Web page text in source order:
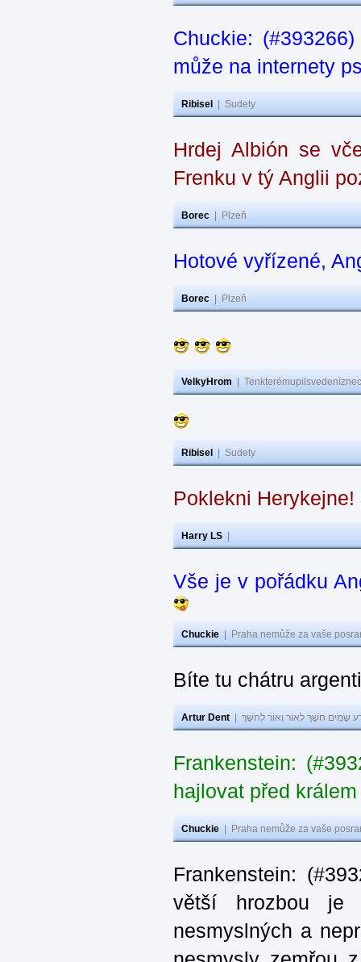
Chuckie:
může na internety
Ribisel Sudety
Hrdej Albión se
Frenku v tý Anglii
Borec Plzeň
Hotové vyřízené,
Borec Plzeň
VelkyHrom
Ribisel Sudety
Poklekni Herykejne!
Harry LS
Vše je v pořádku
Chuckie Praha nemůže za vaše
Bíte tu chátru
Artur Dent שָׂמִים חֹשֶׁךְ לְאוֹר וְאוֹר לְחֹשֶׁךְ
Frankenstein:
hajlovat před
Chuckie Praha nemůže za vaše
Frankenstein:
větší hrozbou je
nesmyslných a